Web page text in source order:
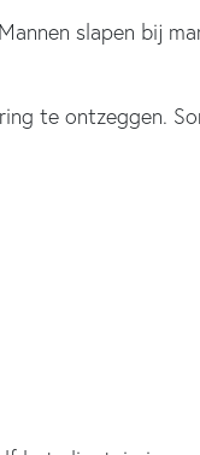
slapen bij
te ontzeggen.